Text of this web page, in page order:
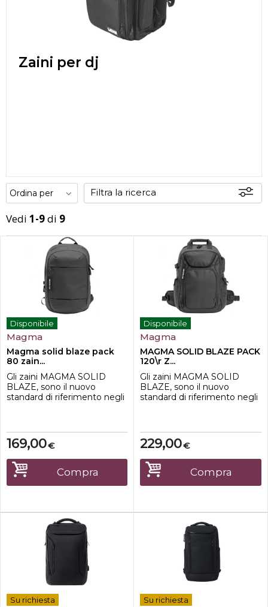
Zaini per dj
Filtra la ricerca
Vedi 1-9di 9
Disponibile
Magma
Magma solid blaze pack
80 zain...
Gli zaini MAGMA SOLID
BLAZE, sono il nuovo
standard di riferimento negli
della serie SOLID BLAZE
sono realizzati con bottiglie
di plastica riciclate come
base, mantenendo il
perfetto equilibrio tra
lavorazione ...
€
169,00
Compra
Disponibile
Magma
MAGMA SOLID BLAZE PACK
120\r Z...
Gli zaini MAGMA SOLID
BLAZE, sono il nuovo
standard di riferimento negli
della serie SOLID BLAZE
sono realizzati con bottiglie
di plastica riciclate come
base, mantenendo il
perfetto equilibrio tra
lavorazione ...
€
229,00
Compra
Su richiesta Su richiesta